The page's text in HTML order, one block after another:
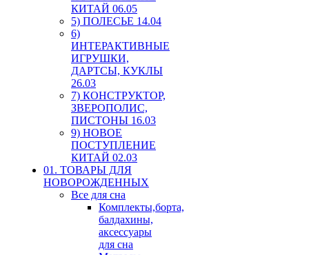
КИТАЙ 06.05
5) ПОЛЕСЬЕ 14.04
6)
ИНТЕРАКТИВНЫЕ
ИГРУШКИ,
ДАРТСЫ, КУКЛЫ
26.03
7) КОНСТРУКТОР,
ЗВЕРОПОЛИС,
ПИСТОНЫ 16.03
9) НОВОЕ
ПОСТУПЛЕНИЕ
КИТАЙ 02.03
01. ТОВАРЫ ДЛЯ
НОВОРОЖДЕННЫХ
Все для сна
Комплекты,борта,
балдахины,
аксессуары
для сна